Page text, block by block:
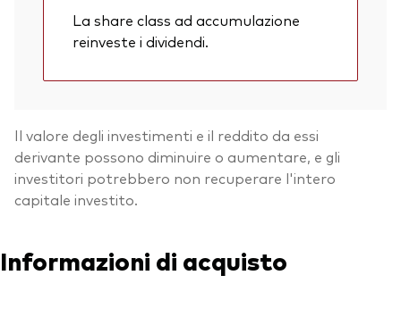
La share class ad accumulazione
reinveste i dividendi.
Il valore degli investimenti e il reddito da essi
derivante possono diminuire o aumentare, e gli
investitori potrebbero non recuperare l'intero
capitale investito.
Informazioni di acquisto